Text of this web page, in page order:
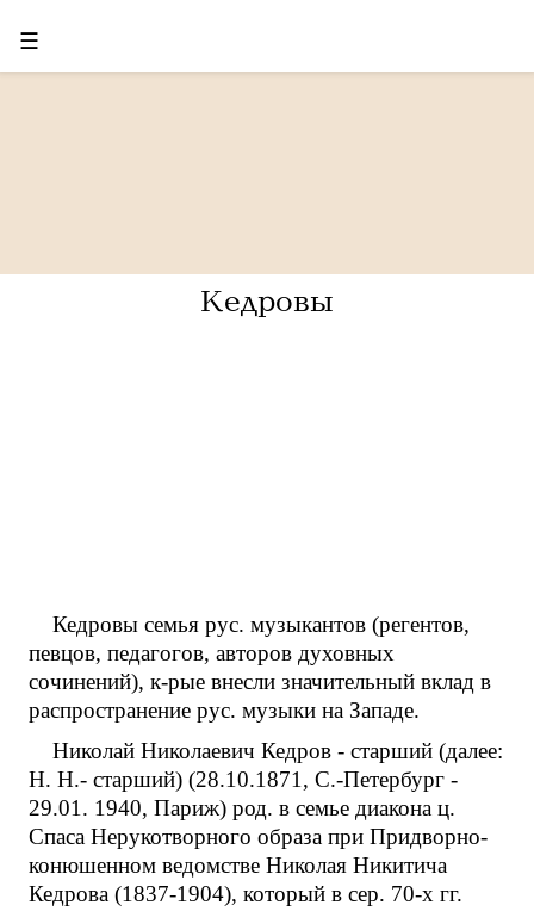
☰
Кедровы
Кедровы семья рус. музыкантов (регентов,
певцов, педагогов, авторов духовных
сочинений), к-рые внесли значительный вклад в
распространение рус. музыки на Западе.
Николай Николаевич Кедров - старший (далее:
Н. Н.- старший) (28.10.1871, С.-Петербург -
29.01. 1940, Париж) род. в семье диакона ц.
Спаса Нерукотворного образа при Придворно-
конюшенном ведомстве Николая Никитича
Кедрова (1837-1904), который в сер. 70-х гг.